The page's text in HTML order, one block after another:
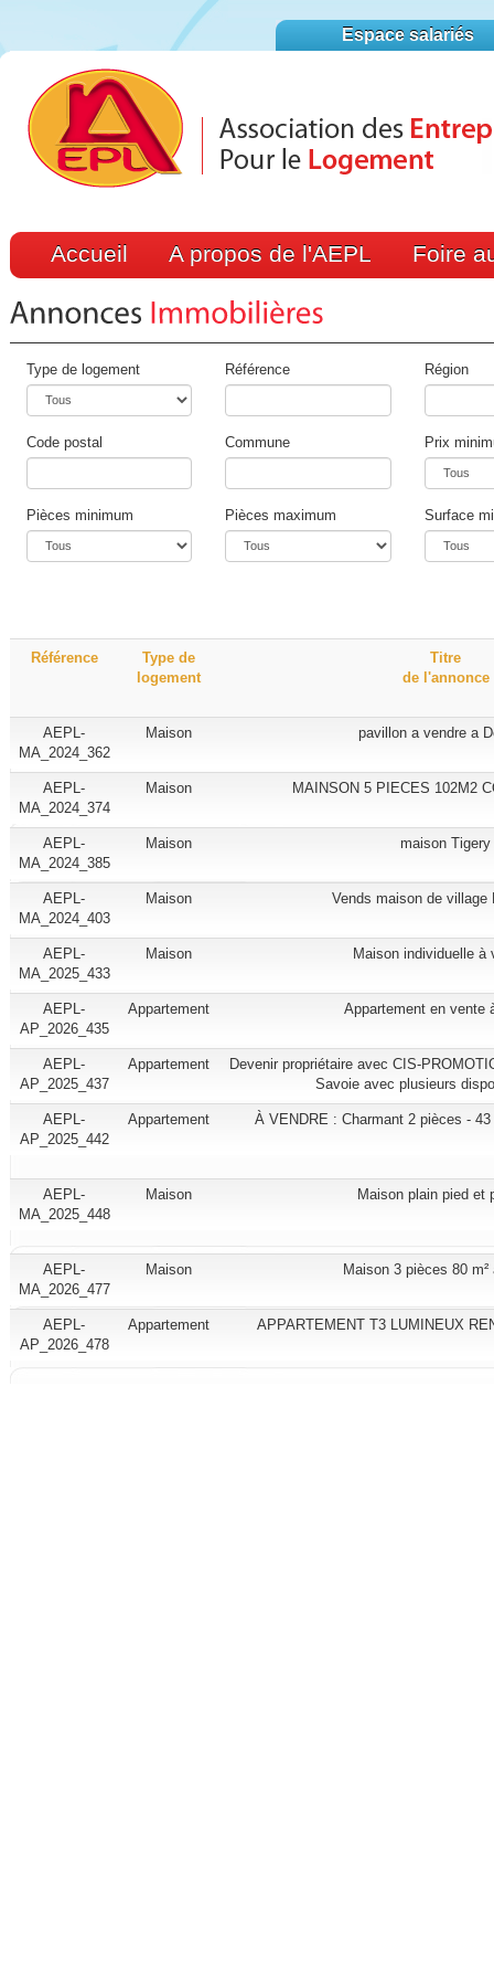
Espace salariés
Accueil A propos de l'AEPL Foire
Type de logement Référence Région
Code postal Commune Prix
Pièces minimum Pièces maximum Surface
Référence
Type de
logement
Titre
de l'annonce
AEPL-
MA_2024_362
Maison pavillon a vendre a
AEPL-
MA_2024_374
Maison MAINSON 5 PIECES 102M2
AEPL-
MA_2024_385
Maison maison Tigery
AEPL-
MA_2024_403
Maison Vends maison de village
AEPL-
MA_2025_433
Maison Maison individuelle à
AEPL-
AP_2026_435
Appartement Appartement en vente
AEPL-
AP_2025_437
Appartement
Devenir propriétaire avec CIS-
Savoie avec plusieurs
AEPL-
AP_2025_442
Appartement À VENDRE : Charmant 2 pièces - 43
AEPL-
MA_2025_448
Maison Maison plain pied et
AEPL-
MA_2026_477
Maison Maison 3 pièces 80
AEPL-
AP_2026_478
Appartement APPARTEMENT T3 LUMINEUX